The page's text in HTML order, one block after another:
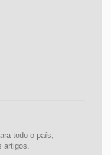
todo o país,
artigos.